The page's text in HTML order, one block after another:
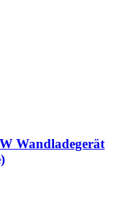
Wandladegerät